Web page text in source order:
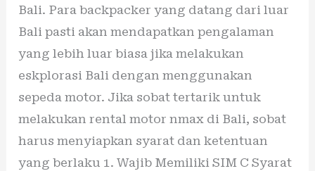
Bali. Para backpacker yang datang dari luar
Bali pasti akan mendapatkan pengalaman
yang lebih luar biasa jika melakukan
eskplorasi Bali dengan menggunakan
sepeda motor. Jika sobat tertarik untuk
melakukan rental motor nmax di Bali, sobat
harus menyiapkan syarat dan ketentuan
yang berlaku 1. Wajib Memiliki SIM C Syarat